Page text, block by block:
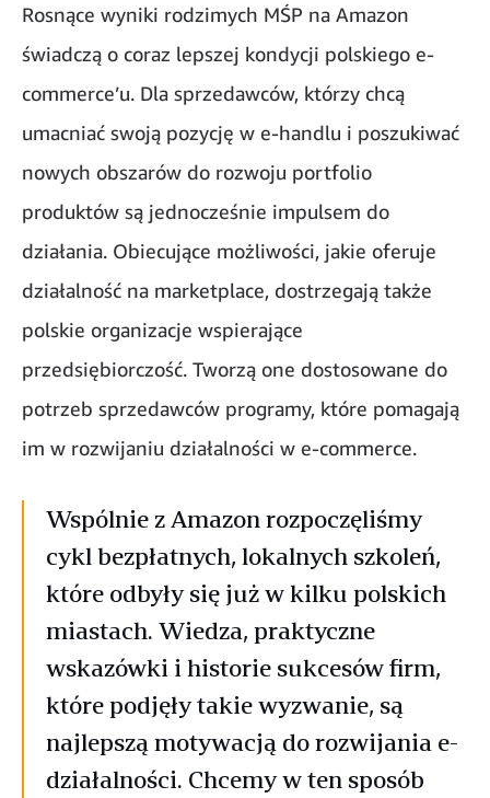
Rosnące wyniki rodzimych MŚP na Amazon
świadczą o coraz lepszej kondycji polskiego e-
commerce’u. Dla sprzedawców, którzy chcą
umacniać swoją pozycję w e-handlu i poszukiwać
nowych obszarów do rozwoju portfolio
produktów są jednocześnie impulsem do
działania. Obiecujące możliwości, jakie oferuje
działalność na marketplace, dostrzegają także
polskie organizacje wspierające
przedsiębiorczość. Tworzą one dostosowane do
potrzeb sprzedawców programy, które pomagają
im w rozwijaniu działalności w e-commerce.
Wspólnie z Amazon rozpoczęliśmy
cykl bezpłatnych, lokalnych szkoleń,
które odbyły się już w kilku polskich
miastach. Wiedza, praktyczne
wskazówki i historie sukcesów firm,
które podjęły takie wyzwanie, są
najlepszą motywacją do rozwijania e-
działalności. Chcemy w ten sposób